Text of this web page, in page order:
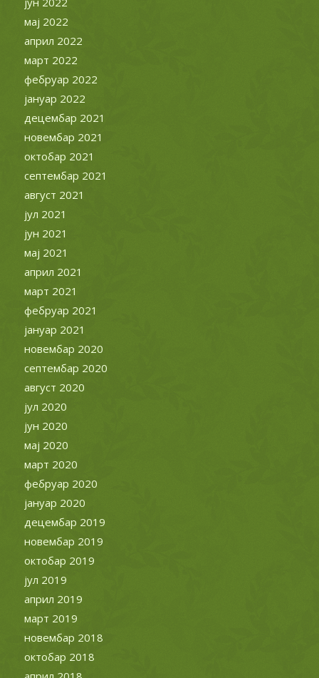
јул 2021
јун 2021
мај 2021
април 2021
март 2021
фебруар 2021
јануар 2021
новембар 2020
септембар 2020
август 2020
јул 2020
јун 2020
мај 2020
март 2020
фебруар 2020
јануар 2020
децембар 2019
новембар 2019
октобар 2019
јул 2019
април 2019
март 2019
новембар 2018
октобар 2018
април 2018
мај 2017
септембар 2016
јун 2016
јануар 2015
децембар 2013
април 2013
април 2011